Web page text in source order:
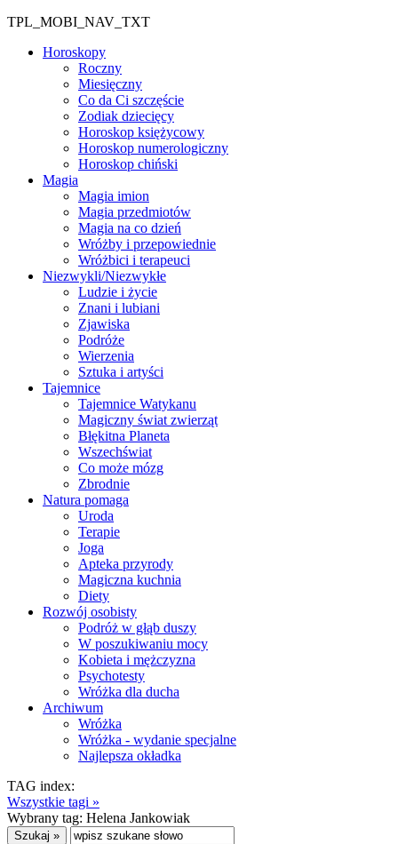
TPL_MOBI_NAV_TXT
Horoskopy
Roczny
Miesięczny
Co da Ci szczęście
Zodiak dziecięcy
Horoskop księżycowy
Horoskop numerologiczny
Horoskop chiński
Magia
Magia imion
Magia przedmiotów
Magia na co dzień
Wróżby i przepowiednie
Wróżbici i terapeuci
Niezwykli/Niezwykłe
Ludzie i życie
Znani i lubiani
Zjawiska
Podróże
Wierzenia
Sztuka i artyści
Tajemnice
Tajemnice Watykanu
Magiczny świat zwierząt
Błękitna Planeta
Wszechświat
Co może mózg
Zbrodnie
Natura pomaga
Uroda
Terapie
Joga
Apteka przyrody
Magiczna kuchnia
Diety
Rozwój osobisty
Podróż w głąb duszy
W poszukiwaniu mocy
Kobieta i mężczyzna
Psychotesty
Wróżka dla ducha
Archiwum
Wróżka
Wróżka - wydanie specjalne
Najlepsza okładka
TAG index:
Wszystkie tagi »
Wybrany tag: Helena Jankowiak